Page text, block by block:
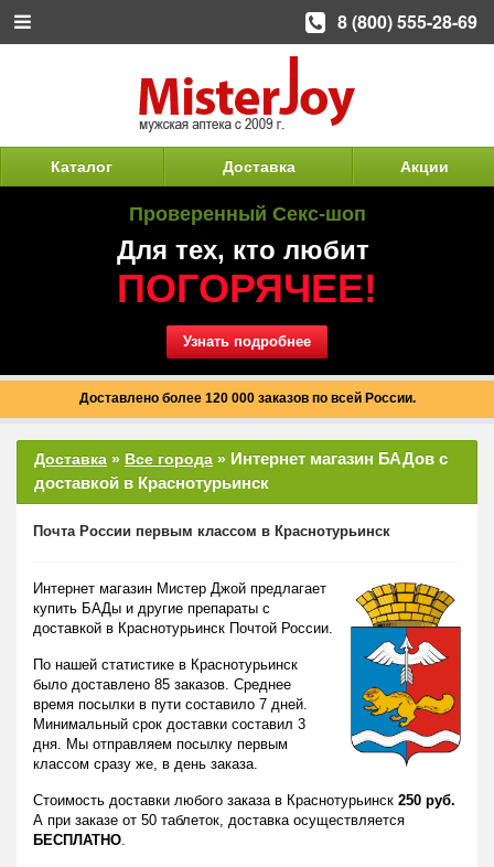
Каталог Доставка Акции
Проверенный Секс-шоп
Для тех, кто любит
ПОГОРЯЧЕЕ!
Узнать подробнее
Доставлено более 120 000 заказов по всей России.
Доставка » Все города » Интернет магазин БАДов с
доставкой в Краснотурьинск
Почта России первым классом в Краснотурьинск
Интернет магазин Мистер Джой предлагает
купить БАДы и другие препараты с
доставкой в Краснотурьинск Почтой России.
По нашей статистике в Краснотурьинск
было доставлено 85 заказов. Среднее
время посылки в пути составило 7 дней.
Минимальный срок доставки составил 3
дня. Мы отправляем посылку первым
классом сразу же, в день заказа.
Стоимость доставки любого заказа в Краснотурьинск 250 руб.
А при заказе от 50 таблеток, доставка осуществляется
БЕСПЛАТНО.
8 (800) 555-28-69